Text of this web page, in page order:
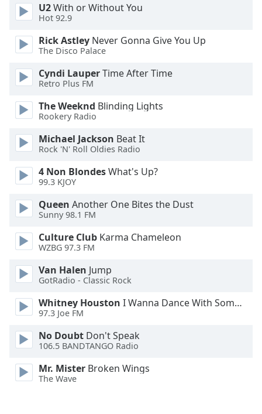
Text
Background
Color
Opacity
Caption
Area
Color
Opacity
Font
Size
Text
Edge
Style
Font
Reset
Done
U2With or Without You
Hot 92.9
Rick Astley Never Gonna Give You Up
The Disco Palace
Cyndi LauperTime After Time
Retro Plus FM
The Weeknd Blinding Lights
Rookery Radio
Michael Jackson Beat It
Rock 'N' Roll Oldies Radio
4 Non BlondesWhat's Up?
99.3 KJOY
Queen Another One Bites the Dust
Sunny 98.1 FM
Culture Club Karma Chameleon
WZBG 97.3 FM
Van Halen Jump
GotRadio - Classic Rock
Whitney Houston I Wanna Dance With Somebody
97.3 Joe FM
No Doubt Don't Speak
106.5 BANDTANGO Radio
Mr. Mister Broken Wings
The Wave